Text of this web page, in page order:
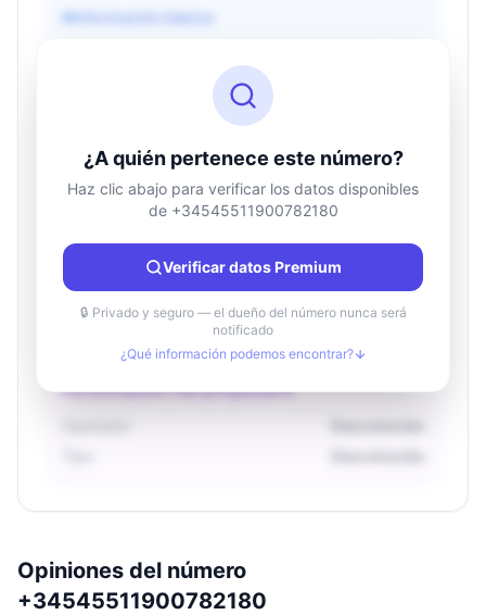
Información básica
Información de ubicación
País
Desconocido
Ciudad
Desconocido
Región
Desconocido
Información del propietario
¿A quién pertenece este número?
Haz clic abajo para verificar los datos disponibles
de +34545511900782180
Verificar datos Premium
🔒 Privado y seguro — el dueño del número nunca será
notificado
¿Qué información podemos encontrar?
Opiniones del número
+34545511900782180